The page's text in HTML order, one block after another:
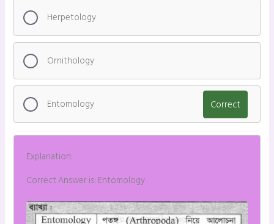
Herpetology
Ornithology
Entomology Correct
Explanation:
Correct Answer is: Entomology